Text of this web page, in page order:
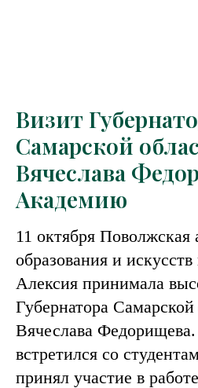
Визит
Самарской
Вячеслава
Академию
11 октября Поволжская
образования и
Алексия принимала
Губернатора Самарской
Вячеслава Федорищева.
встретился со
принял участие в